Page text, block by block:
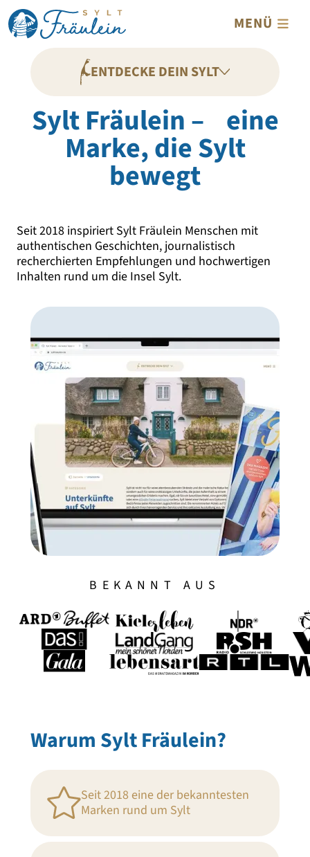
Direkt zum Inhalt
MENÜ
ENTDECKE DEIN SYLT
Sylt Fräulein – eine
Marke, die Sylt
bewegt
Seit 2018 inspiriert Sylt Fräulein Menschen mit
authentischen Geschichten, journalistisch
recherchierten Empfehlungen und hochwertigen
Inhalten rund um die Insel Sylt.
BEKANNT AUS
Warum Sylt Fräulein?
Seit 2018 eine der bekanntesten
Marken rund um Sylt